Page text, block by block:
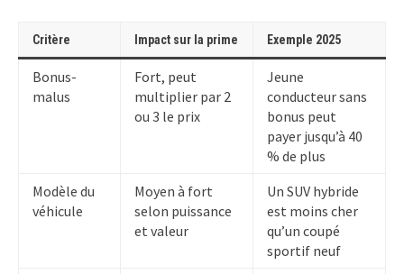
Critère Impact sur la prime Exemple 2025
Bonus-
malus
Fort, peut
multiplier par 2
ou 3 le prix
Jeune
conducteur sans
bonus peut
payer jusqu’à 40
% de plus
Modèle du
véhicule
Moyen à fort
selon puissance
et valeur
Un SUV hybride
est moins cher
qu’un coupé
sportif neuf